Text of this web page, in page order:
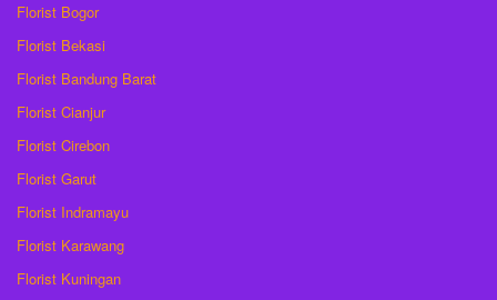
Florist Bogor
Florist Bekasi
Florist Bandung Barat
Florist Cianjur
Florist Cirebon
Florist Garut
Florist Indramayu
Florist Karawang
Florist Kuningan